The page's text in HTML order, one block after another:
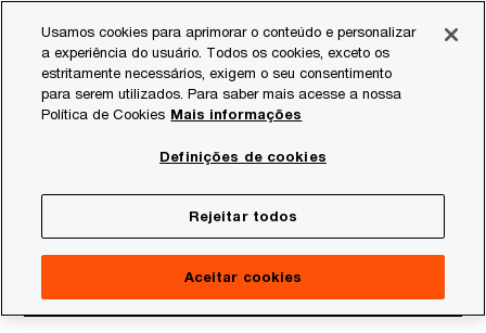
content
footer
Consultoria
Agtech Podcast com José
Tomé, CEO do Agtech
Usamos cookies para aprimorar o conteúdo e personalizar
a experiência do usuário. Todos os cookies, exceto os
estritamente necessários, exigem o seu consentimento
para serem utilizados. Para saber mais acesse a nossa
Política de Cookies Mais informações
Definições de cookies
Rejeitar todos
Aceitar cookies